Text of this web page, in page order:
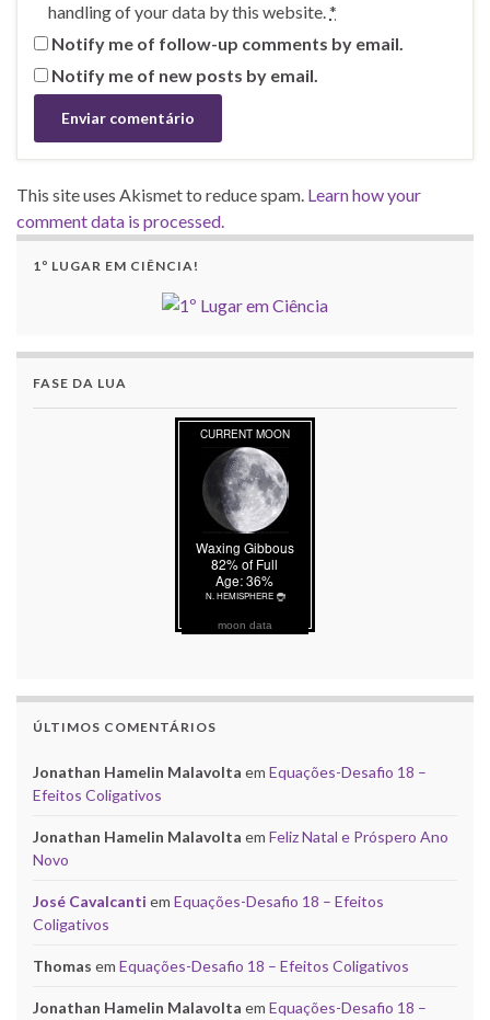
handling of your data by this website.*
Notify me of follow-up comments by email.
Notify me of new posts by email.
This site uses Akismet to reduce spam. Learn how your
comment data is processed.
1º LUGAR EM CIÊNCIA!
FASE DA LUA
moon data
ÚLTIMOS COMENTÁRIOS
Jonathan Hamelin Malavolta em Equações-Desafio 18 –
Efeitos Coligativos
Jonathan Hamelin Malavolta em Feliz Natal e Próspero Ano
Novo
José Cavalcanti em Equações-Desafio 18 – Efeitos
Coligativos
Thomas em Equações-Desafio 18 – Efeitos Coligativos
Jonathan Hamelin Malavolta em Equações-Desafio 18 –